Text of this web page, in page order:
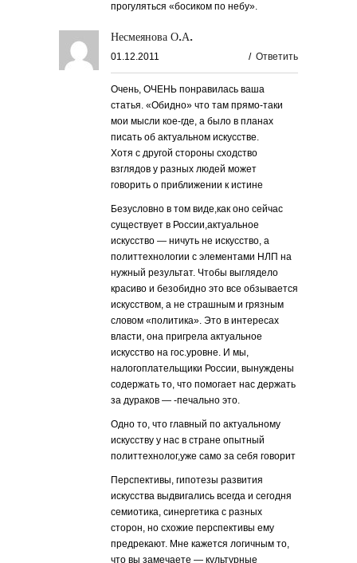
прогуляться «босиком по небу».
Несмеянова О.А.
01.12.2011 / Ответить
Очень, ОЧЕНЬ понравилась ваша
статья. «Обидно» что там прямо-таки
мои мысли кое-где, а было в планах
писать об актуальном искусстве.
Хотя с другой стороны сходство
взглядов у разных людей может
говорить о приближении к истине
Безусловно в том виде,как оно сейчас
существует в России,актуальное
искусство — ничуть не искусство, а
политтехнологии с элементами НЛП на
нужный результат. Чтобы выглядело
красиво и безобидно это все обзывается
искусством, а не страшным и грязным
словом «политика». Это в интересах
власти, она пригрела актуальное
искусство на гос.уровне. И мы,
налогоплательщики России, вынуждены
содержать то, что помогает нас держать
за дураков — -печально это.
Одно то, что главный по актуальному
искусству у нас в стране опытный
политтехнолог,уже само за себя говорит
Перспективы, гипотезы развития
искусства выдвигались всегда и сегодня
семиотика, синергетика с разных
сторон, но схожие перспективы ему
предрекают. Мне кажется логичным то,
что вы замечаете — культурные